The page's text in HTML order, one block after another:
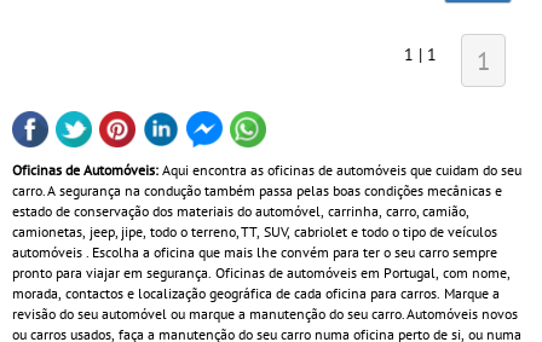
1 | 1 1
Oficinas de Automóveis: Aqui encontra as oficinas de automóveis que cuidam do seu
carro. A segurança na condução também passa pelas boas condições mecânicas e
estado de conservação dos materiais do automóvel, carrinha, carro, camião,
camionetas, jeep, jipe, todo o terreno, TT, SUV, cabriolet e todo o tipo de veículos
automóveis . Escolha a oficina que mais lhe convém para ter o seu carro sempre
pronto para viajar em segurança. Oficinas de automóveis em Portugal, com nome,
morada, contactos e localização geográfica de cada oficina para carros. Marque a
revisão do seu automóvel ou marque a manutenção do seu carro. Automóveis novos
ou carros usados, faça a manutenção do seu carro numa oficina perto de si, ou numa